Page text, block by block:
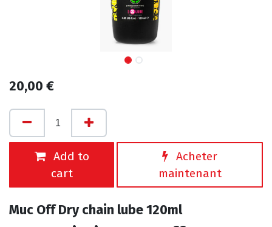
20,00 €
Add to
cart
Acheter
maintenant
Muc Off Dry chain lube 120ml